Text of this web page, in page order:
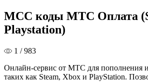
MCC коды МТС Оплата
Playstation)
1 / 983
Онлайн-сервис от МТС для пополнения
таких как Steam, Xbox и PlayStation.